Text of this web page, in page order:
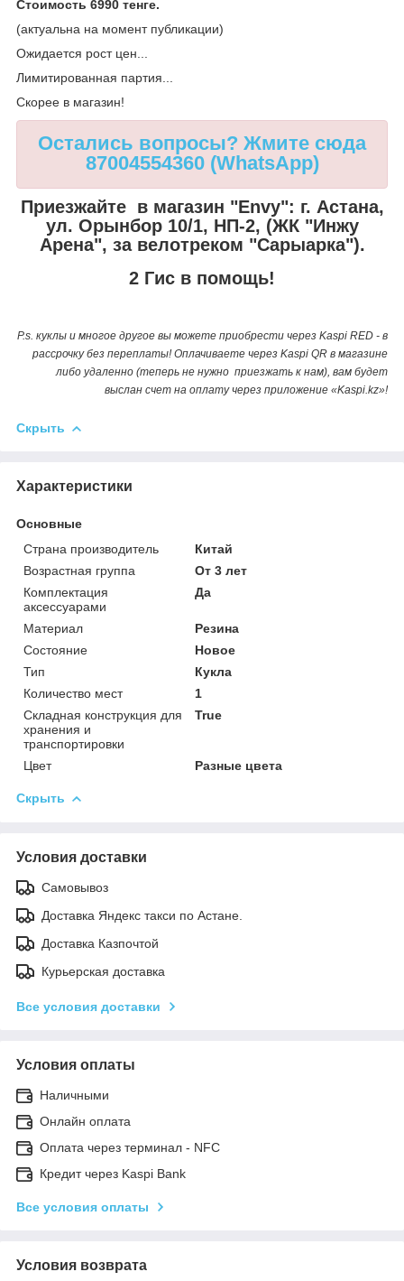
Стоимость 6990 тенге.
(актуальна на момент публикации)
Ожидается рост цен...
Лимитированная партия...
Скорее в магазин!
Остались вопросы? Жмите сюда
87004554360 (WhatsApp)
Приезжайте в магазин "Envy": г. Астана,
ул. Орынбор 10/1, НП-2, (ЖК "Инжу
Арена", за велотреком "Сарыарка").
2 Гис в помощь!
P.s. куклы и многое другое вы можете приобрести через Kaspi RED - в
рассрочку без переплаты! Оплачиваете через Kaspi QR в магазине
либо удаленно (теперь не нужно приезжать к нам), вам будет
выслан счет на оплату через приложение «Kaspi.kz»!
Скрыть
Характеристики
Основные
Страна производитель
Китай
Возрастная группа
От 3 лет
Комплектация
аксессуарами
Да
Материал
Резина
Состояние
Новое
Тип
Кукла
Количество мест
1
Складная конструкция для
хранения и
транспортировки
True
Цвет Разные цвета
Скрыть
Условия доставки
Самовывоз
Доставка Яндекс такси по Астане.
Доставка Казпочтой
Курьерская доставка
Все условия доставки
Условия оплаты
Наличными
Онлайн оплата
Оплата через терминал - NFC
Кредит через Kaspi Bank
Все условия оплаты
Условия возврата